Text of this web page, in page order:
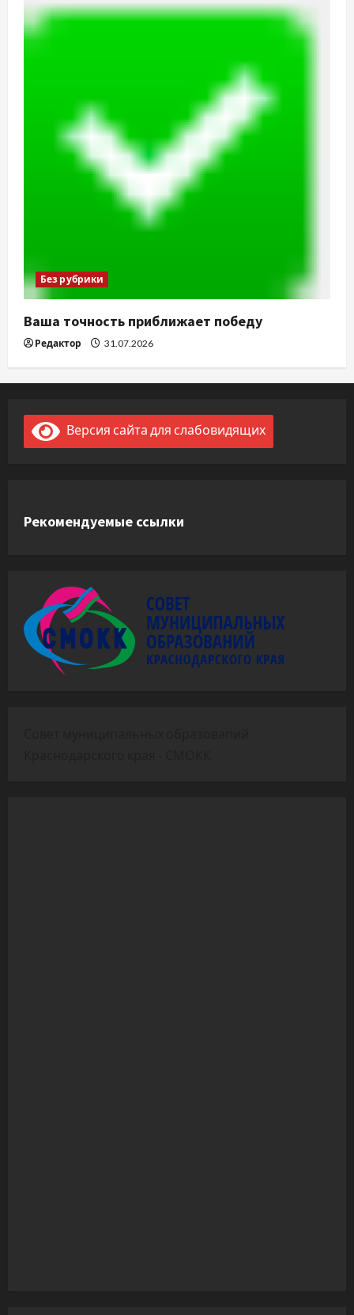
Без рубрики
Ваша точность приближает победу
Редактор 31.07.2026
Версия сайта для слабовидящих
Рекомендуемые ссылки